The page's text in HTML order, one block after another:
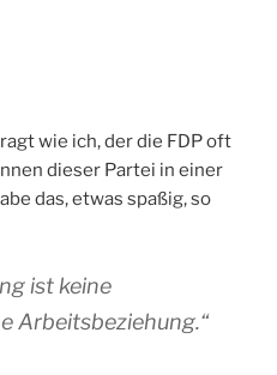
wie ich, der die FDP oft
dieser Partei in einer
das, etwas spaßig, so
ist keine
Arbeitsbeziehung.“